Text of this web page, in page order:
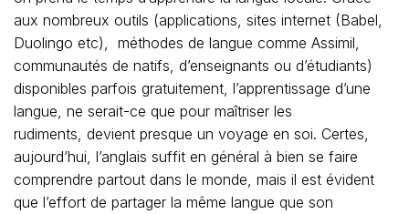
aux nombreux outils (applications, sites internet (Babel,
Duolingo etc), méthodes de langue comme Assimil,
communautés de natifs, d’enseignants ou d’étudiants)
disponibles parfois gratuitement, l’apprentissage d’une
langue, ne serait-ce que pour maîtriser les
rudiments, devient presque un voyage en soi. Certes,
aujourd’hui, l’anglais suffit en général à bien se faire
comprendre partout dans le monde, mais il est évident
que l’effort de partager la même langue que son